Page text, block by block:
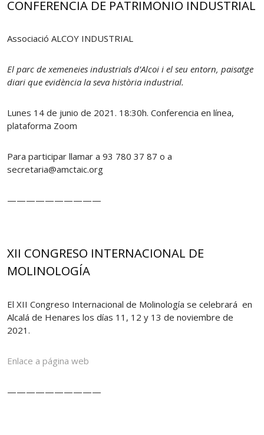
CONFERENCIA DE PATRIMONIO INDUSTRIAL
Associació ALCOY INDUSTRIAL
El parc de xemeneies industrials d’Alcoi i el seu entorn, paisatge
diari que evidència la seva història industrial.
Lunes 14 de junio de 2021. 18:30h. Conferencia en línea,
plataforma Zoom
Para participar llamar a 93 780 37 87 o a
secretaria@amctaic.org
——————————
XII CONGRESO INTERNACIONAL DE
MOLINOLOGÍA
El XII Congreso Internacional de Molinología se celebrará en
Alcalá de Henares los días 11, 12 y 13 de noviembre de
2021.
Enlace a página web
——————————